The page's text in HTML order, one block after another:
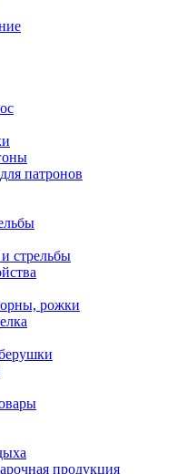
патронов
стрельбы
рожки
продукция